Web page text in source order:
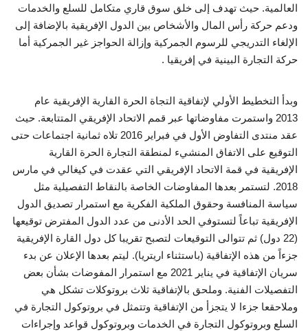
العالمية. حيث تهدف إلى خلق سوق قاري متكامل للسلع والخدمات
ودعم حركة رأس المال والأشخاص بين الدول الإفريقية بالإضافة إلى
الإلغاء التدريجي للرسوم الجمركية وإزالة الحواجز غير الجمركية أما
حركة التجارة البينية في إفريقيا .
وبدأ التخطيط الأولي لإتفاقية التجاة الحرة القارية الإفريقية عام
2013 واستمرت مفاوضاتها عبر قمم الاتحاد الإفريقي المتتابعة. حيث
عقد منتدى التفاوض الأول في فبراير 2016 تلاه ثمانية اجتماعات حتى
التوقيع على الاتفاق المنشيء لمنطقة التجارة الحرة القارية
الإفريقية في قمة الاتحاد الإفريقي التي عقدت في كيغالي في مارس
2018. لتستمر بعدها المفاوضات الخاصة بالنقاط التفصيلية مثل
سياسة المنافسة وحقوق الملكية الفكرية مع استمرار تصديق الدول
الإفريقية تباعاً لتستوفي الحد الأدنى من عدد الدول المفترض توقيعها
(22 دول) ثم تتوالى التوقيعات لتصبح تقريبا كل دول القارة الإفريقية
جزءاً من هذه الإتفاقية (باستثناء اريتريا). ليتم بعدها الإعلان عن بدء
سريان الإتفاقية في يناير 2021 مع استمرار المفوضات بشأن بعض
التفصيلات الفنية. وملحق بالإتفاقية ثلاث بروتوكلات تشكل هي
وملاحقعا جزءا لا يتجزأ من الإتفاقية وتتمثل في بروتوكول التجارة في
السلع وبروتوكول التجارة في الخدمات وبروتوكول قواعد وإجراءات